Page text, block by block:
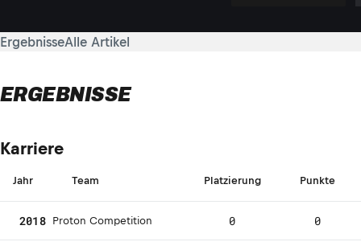
ErgebnisseAlle Artikel
ERGEBNISSE
Karriere
Jahr Team Platzierung Punkte
2018 Proton Competition 0 0